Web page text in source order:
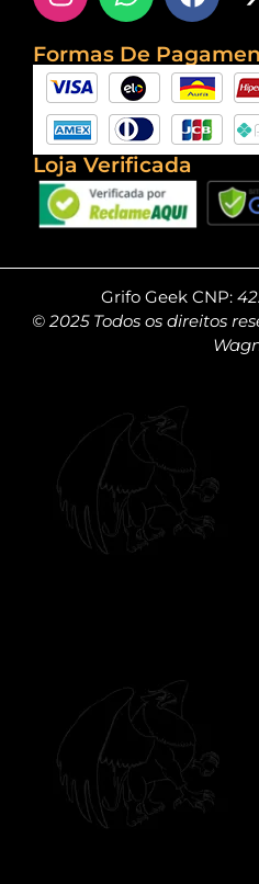
Formas De
Loja Verificada
Grifo Geek CNP:
© 2025 Todos os direitos